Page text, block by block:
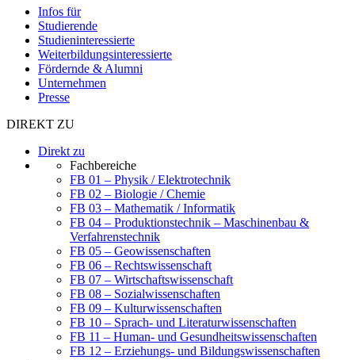
Infos für
Studierende
Studieninteressierte
Weiterbildungsinteressierte
Fördernde & Alumni
Unternehmen
Presse
DIREKT ZU
Direkt zu
Fachbereiche
FB 01 – Physik / Elektrotechnik
FB 02 – Biologie / Chemie
FB 03 – Mathematik / Informatik
FB 04 – Produktionstechnik – Maschinenbau &
Verfahrenstechnik
FB 05 – Geowissenschaften
FB 06 – Rechtswissenschaft
FB 07 – Wirtschaftswissenschaft
FB 08 – Sozialwissenschaften
FB 09 – Kulturwissenschaften
FB 10 – Sprach- und Literaturwissenschaften
FB 11 – Human- und Gesundheitswissenschaften
FB 12 – Erziehungs- und Bildungswissenschaften